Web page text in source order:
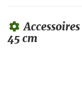
45 cm